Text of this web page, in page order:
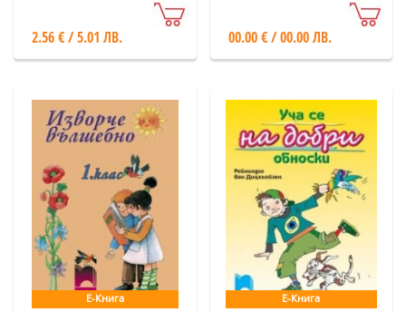
2.56 € / 5.01 ЛВ. 00.00 € / 00.00 ЛВ.
Е-Книга Е-Книга